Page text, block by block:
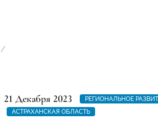
21 Декабря 2023
РЕГИОНАЛЬНОЕ
АСТРАХАНСКАЯ ОБЛАСТЬ